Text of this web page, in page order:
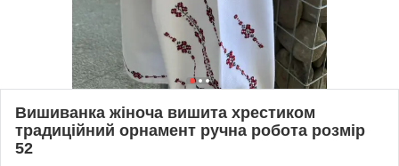
Вишиванка жіноча вишита хрестиком
традиційний орнамент ручна робота розмір
52